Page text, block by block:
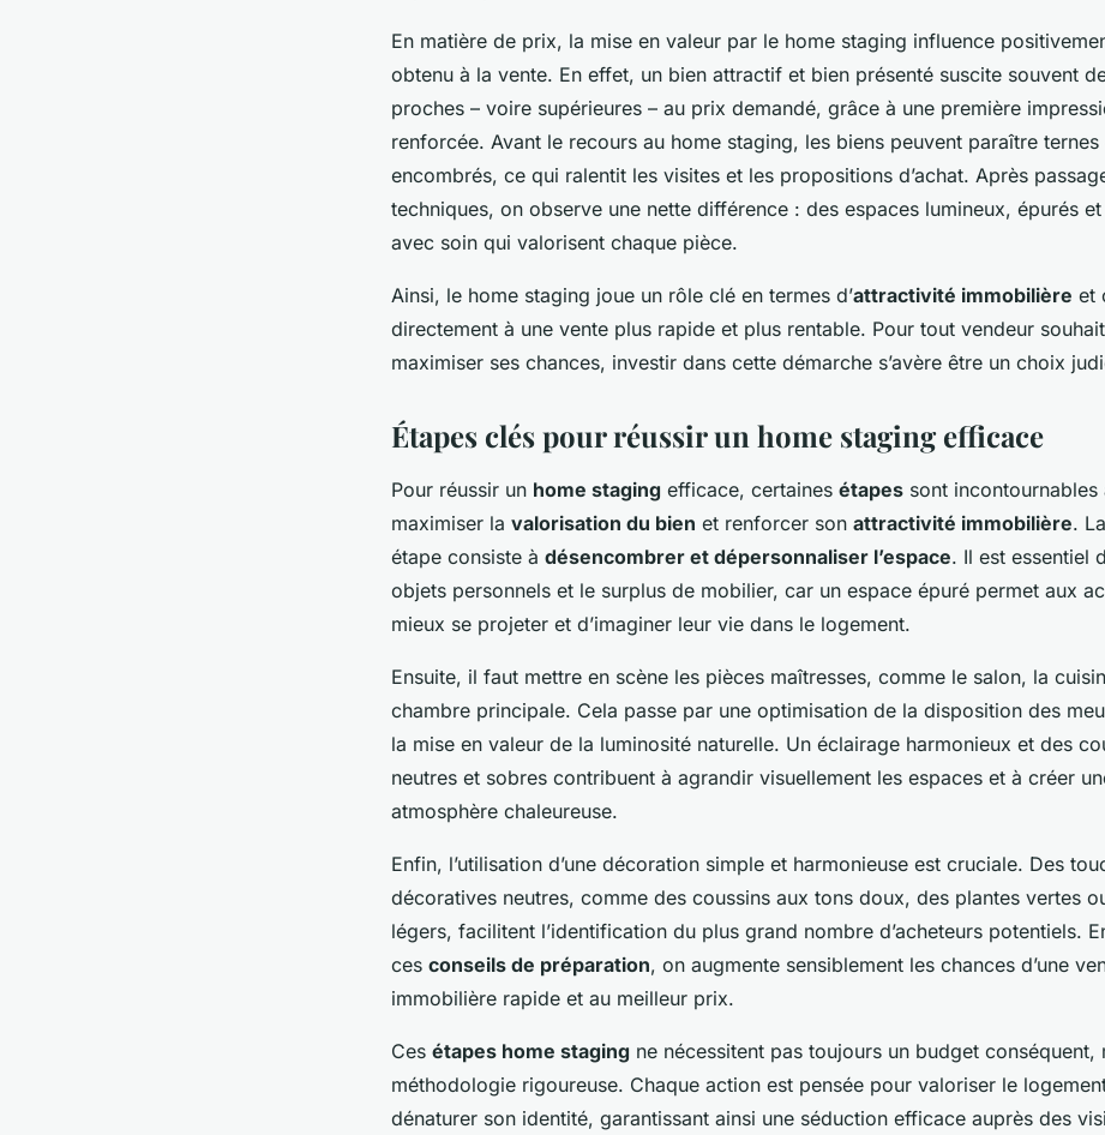
En matière de prix, la mise en valeur par le home staging influence
obtenu à la vente. En effet, un bien attractif et bien présenté suscite souvent
proches – voire supérieures – au prix demandé, grâce à une première
renforcée. Avant le recours au home staging, les biens peuvent paraître ternes
encombrés, ce qui ralentit les visites et les propositions d’achat. Après
techniques, on observe une nette différence : des espaces lumineux, épurés
avec soin qui valorisent chaque pièce.
Ainsi, le home staging joue un rôle clé en termes d’attractivité immobilière et
directement à une vente plus rapide et plus rentable. Pour tout vendeur
maximiser ses chances, investir dans cette démarche s’avère être un choix
Étapes clés pour réussir un home staging efficace
Pour réussir un home staging efficace, certaines étapes sont incontournables
maximiser la valorisation du bien et renforcer son attractivité immobilière.
étape consiste à désencombrer et dépersonnaliser l’espace. Il est essentiel
objets personnels et le surplus de mobilier, car un espace épuré permet aux
mieux se projeter et d’imaginer leur vie dans le logement.
Ensuite, il faut mettre en scène les pièces maîtresses, comme le salon, la
chambre principale. Cela passe par une optimisation de la disposition des
la mise en valeur de la luminosité naturelle. Un éclairage harmonieux et des
neutres et sobres contribuent à agrandir visuellement les espaces et à créer
atmosphère chaleureuse.
Enfin, l’utilisation d’une décoration simple et harmonieuse est cruciale. Des
décoratives neutres, comme des coussins aux tons doux, des plantes vertes
légers, facilitent l’identification du plus grand nombre d’acheteurs potentiels.
ces conseils de préparation, on augmente sensiblement les chances d’une
immobilière rapide et au meilleur prix.
Ces étapes home staging ne nécessitent pas toujours un budget conséquent,
méthodologie rigoureuse. Chaque action est pensée pour valoriser le
dénaturer son identité, garantissant ainsi une séduction efficace auprès des